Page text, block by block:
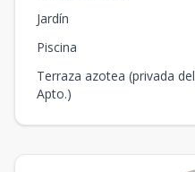
Jardín
Piscina
Terraza azotea (privada del
Apto.)